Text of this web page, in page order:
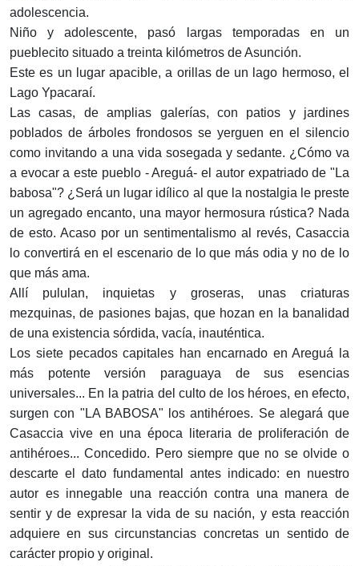
adolescencia.
Niño y adolescente, pasó largas temporadas en un
pueblecito situado a treinta kilómetros de Asunción.
Este es un lugar apacible, a orillas de un lago hermoso, el
Lago Ypacaraí.
Las casas, de amplias galerías, con patios y jardines
poblados de árboles frondosos se yerguen en el silencio
como invitando a una vida sosegada y sedante. ¿Cómo va
a evocar a este pueblo - Areguá- el autor expatriado de "La
babosa"? ¿Será un lugar idílico al que la nostalgia le preste
un agregado encanto, una mayor hermosura rústica? Nada
de esto. Acaso por un sentimentalismo al revés, Casaccia
lo convertirá en el escenario de lo que más odia y no de lo
que más ama.
Allí pululan, inquietas y groseras, unas criaturas
mezquinas, de pasiones bajas, que hozan en la banalidad
de una existencia sórdida, vacía, inauténtica.
Los siete pecados capitales han encarnado en Areguá la
más potente versión paraguaya de sus esencias
universales... En la patria del culto de los héroes, en efecto,
surgen con "LA BABOSA" los antihéroes. Se alegará que
Casaccia vive en una época literaria de proliferación de
antihéroes... Concedido. Pero siempre que no se olvide o
descarte el dato fundamental antes indicado: en nuestro
autor es innegable una reacción contra una manera de
sentir y de expresar la vida de su nación, y esta reacción
adquiere en sus circunstancias concretas un sentido de
carácter propio y original.